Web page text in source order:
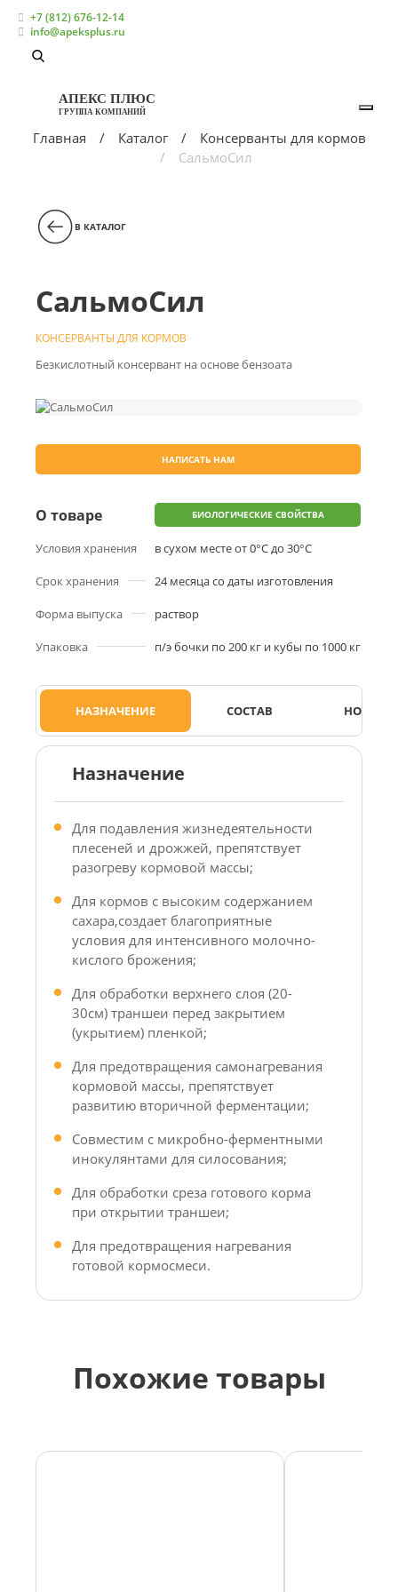
+7 (812) 676-12-14
info@apeksplus.ru
АПЕКС ПЛЮС
ГРУППА КОМПАНИЙ
Главная Каталог
Консерванты для кормов
СальмоСил
В КАТАЛОГ
СальмоСил
КОНСЕРВАНТЫ ДЛЯ КОРМОВ
Безкислотный консервант на основе бензоата
О товаре БИОЛОГИЧЕСКИЕ СВОЙСТВА
Условия хранения в сухом месте от 0°С до 30°С
Срок хранения 24 месяца со даты изготовления
Форма выпуска раствор
Упаковка п/э бочки по 200 кг и кубы по 1000 кг
НАПИСАТЬ НАМ
НАЗНАЧЕНИЕ СОСТАВ НОРМЫ
Назначение
Для подавления жизнедеятельности
плесеней и дрожжей, препятствует
разогреву кормовой массы;
Для кормов с высоким содержанием
сахара,создает благоприятные
условия для интенсивного молочно-
кислого брожения;
Для обработки верхнего слоя (20-
30см) траншеи перед закрытием
(укрытием) пленкой;
Для предотвращения самонагревания
кормовой массы, препятствует
развитию вторичной ферментации;
Совместим с микробно-ферментными
инокулянтами для силосования;
Для обработки среза готового корма
при открытии траншеи;
Для предотвращения нагревания
готовой кормосмеси.
Похожие товары